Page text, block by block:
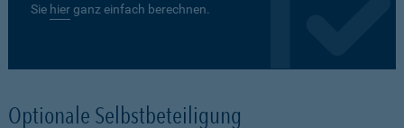
Sie hierganz einfach berechnen.
Optionale Selbstbeteiligung